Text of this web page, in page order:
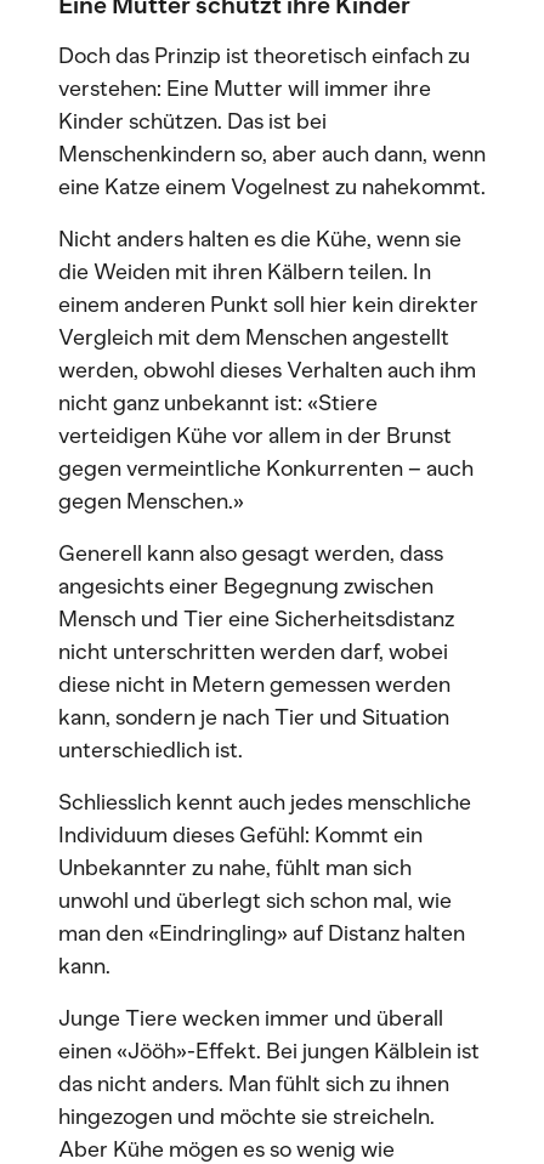
Doch das Prinzip ist theoretisch einfach zu
verstehen: Eine Mutter will immer ihre
Kinder schützen. Das ist bei
Menschenkindern so, aber auch dann, wenn
eine Katze einem Vogelnest zu nahekommt.
Nicht anders halten es die Kühe, wenn sie
die Weiden mit ihren Kälbern teilen. In
einem anderen Punkt soll hier kein direkter
Vergleich mit dem Menschen angestellt
werden, obwohl dieses Verhalten auch ihm
nicht ganz unbekannt ist: «Stiere
verteidigen Kühe vor allem in der Brunst
gegen vermeintliche Konkurrenten – auch
gegen Menschen.»
Generell kann also gesagt werden, dass
angesichts einer Begegnung zwischen
Mensch und Tier eine Sicherheitsdistanz
nicht unterschritten werden darf, wobei
diese nicht in Metern gemessen werden
kann, sondern je nach Tier und Situation
unterschiedlich ist.
Schliesslich kennt auch jedes menschliche
Individuum dieses Gefühl: Kommt ein
Unbekannter zu nahe, fühlt man sich
unwohl und überlegt sich schon mal, wie
man den «Eindringling» auf Distanz halten
kann.
Junge Tiere wecken immer und überall
einen «Jööh»-Effekt. Bei jungen Kälblein ist
das nicht anders. Man fühlt sich zu ihnen
hingezogen und möchte sie streicheln.
Aber Kühe mögen es so wenig wie